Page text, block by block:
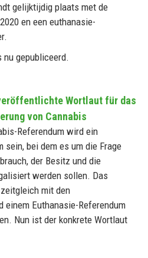
gelijktijdig plaats met de
en een euthanasie-
gepubliceerd.
Wortlaut für das
von Cannabis
Referendum wird ein
sein, bei dem es um die Frage
der Besitz und die
werden sollen. Das
mit den
einem Euthanasie-Referendum
Nun ist der konkrete Wortlaut